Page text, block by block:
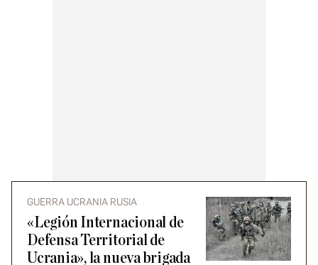
GUERRA UCRANIA RUSIA
«Legión Internacional de
Defensa Territorial de
Ucrania», la nueva brigada